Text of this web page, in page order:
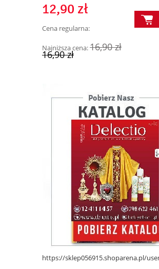
12,90 zł
Cena regularna:
16,90 zł
Najniższa cena:16,90 zł
https://sklep056915.shoparena.pl/